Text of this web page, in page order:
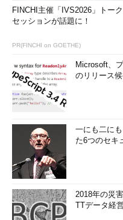
Start Menu 8に置き換わった
インストールが完了すると、Start
タート］メニューに置き換わる。
フォルトの［スタート］メニューに
ルで使いやすくなる。
Windows 7風にしたいので
イアログの左ペインで［ス
FINCHI主催「IVS2026」トーク
セッションが話題に！
PR(FINCHI on GOETHE)
Microsoft、
のリリース
一にも二に
た6つのセキ
2018年の災
TTデータ経